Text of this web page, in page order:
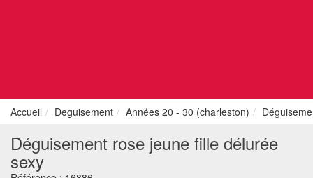
Accueil Deguisement Années 20 - 30 (charleston)
Déguisement rose jeune fille délurée
sexy